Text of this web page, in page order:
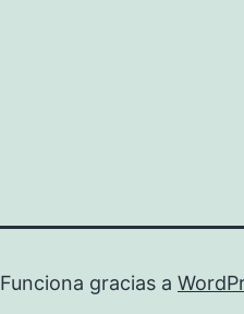
Funciona gracias a